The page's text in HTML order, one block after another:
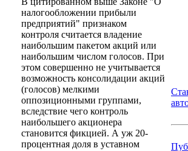
налогообложении прибыли
предприятий" признаком
контроля считается владение
наибольшим пакетом акций или
наибольшим числом голосов. При
этом совершенно не учитывается
возможность консолидации акций
(голосов) мелкими
оппозиционными группами,
вследствие чего контроль
наибольшего акционера
становится фикцией. А уж 20-
процентная доля в уставном